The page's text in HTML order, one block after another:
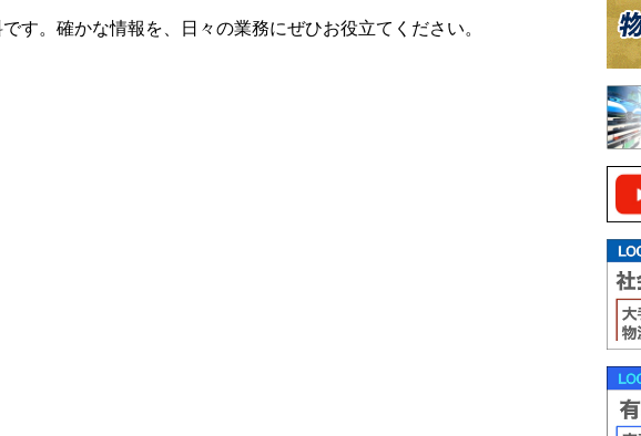
す。確かな情報を、日々の業務にぜひお役立てください。